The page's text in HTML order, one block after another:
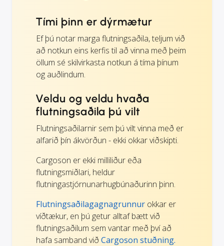
Tími þinn er dýrmætur
Ef þú notar marga flutningsaðila, teljum við
að notkun eins kerfis til að vinna með þeim
öllum sé skilvirkasta notkun á tíma þínum
og auðlindum.
Veldu og veldu hvaða
flutningsaðila þú vilt
Flutningsaðilarnir sem þú vilt vinna með er
alfarið þín ákvörðun - ekki okkar viðskipti.
Cargoson er ekki milliliður eða
flutningsmiðlari, heldur
flutningastjórnunarhugbúnaðurinn þinn.
Flutningsaðilagagnagrunnur okkar er
víðtækur, en þú getur alltaf bætt við
flutningsaðilum sem vantar með því að
hafa samband við Cargoson stuðning.